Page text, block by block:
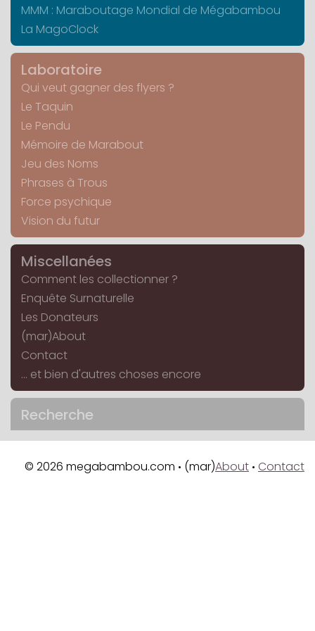
MMM : Maraboutage Mondial de Mégabambou
La MagoClock
Laboratoire
Qui veut gagner des flyers ?
Le Taquin
Le Pendu
Mémoire de Marabout
Jeu des Noms
Phrases à Trous
Force psychique
Vision du futur
Miscellanées
Comment les collectionner ?
Enquête Surnaturelle
Les Donateurs
(mar)About
Contact
... et bien d'autres choses encore
Recherche
© 2026 megabambou.com • (mar)About • Contact